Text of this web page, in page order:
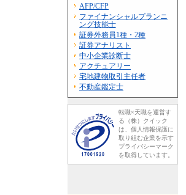
AFP/CFP
ファイナンシャルプランニ
ング技能士
証券外務員1種・2種
証券アナリスト
中小企業診断士
アクチュアリー
宅地建物取引主任者
不動産鑑定士
転職×天職を運営す
る（株）クイック
は、個人情報保護に
取り組む企業を示す
プライバシーマーク
を取得しています。